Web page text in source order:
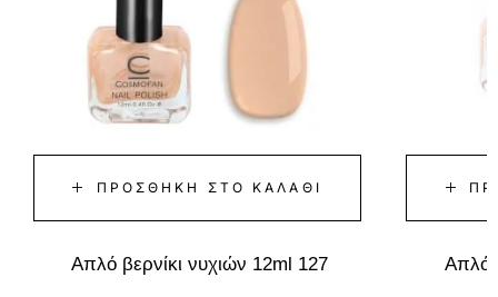
ΠΡΟΣΘΉΚΗ ΣΤΟ ΚΑΛΆΘΙ
Απλό βερνίκι νυχιών 12ml 127 Απλό